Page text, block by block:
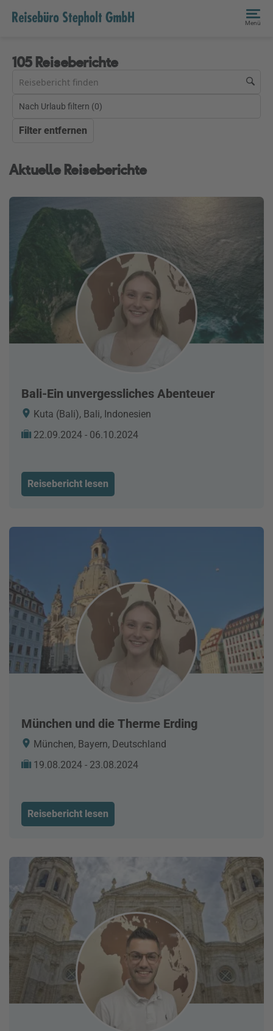
Menü
105 Reiseberichte
Nach Urlaub filtern (0)
Filter entfernen
Aktuelle Reiseberichte
Bali-Ein unvergessliches Abenteuer
Kuta (Bali), Bali, Indonesien
22.09.2024 - 06.10.2024
Reisebericht lesen
München und die Therme Erding
München, Bayern, Deutschland
19.08.2024 - 23.08.2024
Reisebericht lesen